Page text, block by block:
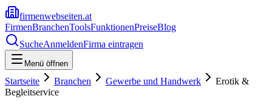
firmenwebseiten.at
FirmenBranchenToolsFunktionenPreiseBlog
SucheAnmeldenFirma eintragen
Menü öffnen
Startseite Branchen Gewerbe und Handwerk
Erotik &
Begleitservice